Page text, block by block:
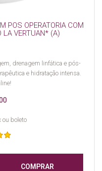
POS OPERATORIA COM
LA VERTUAN* (A)
drenagem linfática e pós-
e hidratação intensa.
ou boleto
COMPRAR